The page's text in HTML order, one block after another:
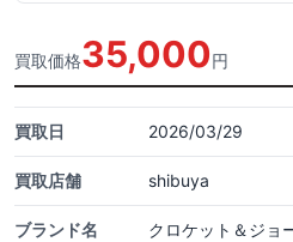
買取価格35,000円
買取日 2026/03/29
買取店舗 shibuya
ブランド名 クロケット＆ジ